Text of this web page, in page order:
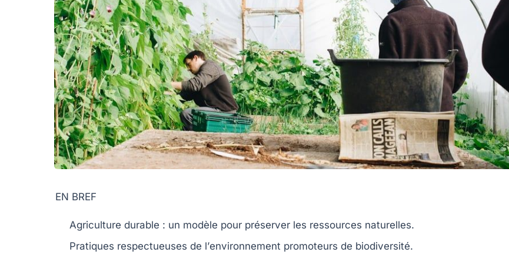
EN BREF
Agriculture durable : un modèle pour préserver les ressources naturelles.
Pratiques respectueuses de l’environnement promoteurs de biodiversité.